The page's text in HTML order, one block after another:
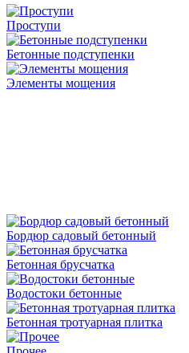
Проступи
Бетонные подступенки
Элементы мощения
Бордюр садовый бетонный
Бетонная брусчатка
Водостоки бетонные
Бетонная тротуарная плитка